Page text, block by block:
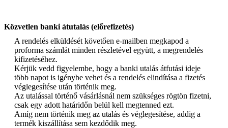
Közvetlen banki átutalás (előrefizetés)
A rendelés elküldését követően e-mailben megkapod a
proforma számlát minden részletével együtt, a megrendelés
kifizetéséhez.
Kérjük vedd figyelembe, hogy a banki utalás átfutási ideje
több napot is igénybe vehet és a rendelés elindítása a fizetés
véglegesítése után történik meg.
Az utalással történő vásárlásnál nem szükséges rögtön fizetni,
csak egy adott határidőn belül kell megtenned ezt.
Amíg nem történik meg az utalás és véglegesítése, addig a
termék kiszállítása sem kezdődik meg.